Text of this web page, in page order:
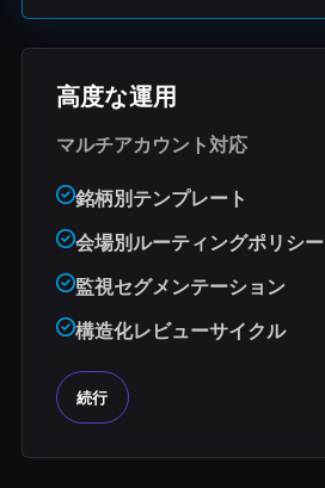
高度な運用
マルチアカウント対応
銘柄別テンプレート
会場別ルーティングポリシー
監視セグメンテーション
構造化レビューサイクル
続行